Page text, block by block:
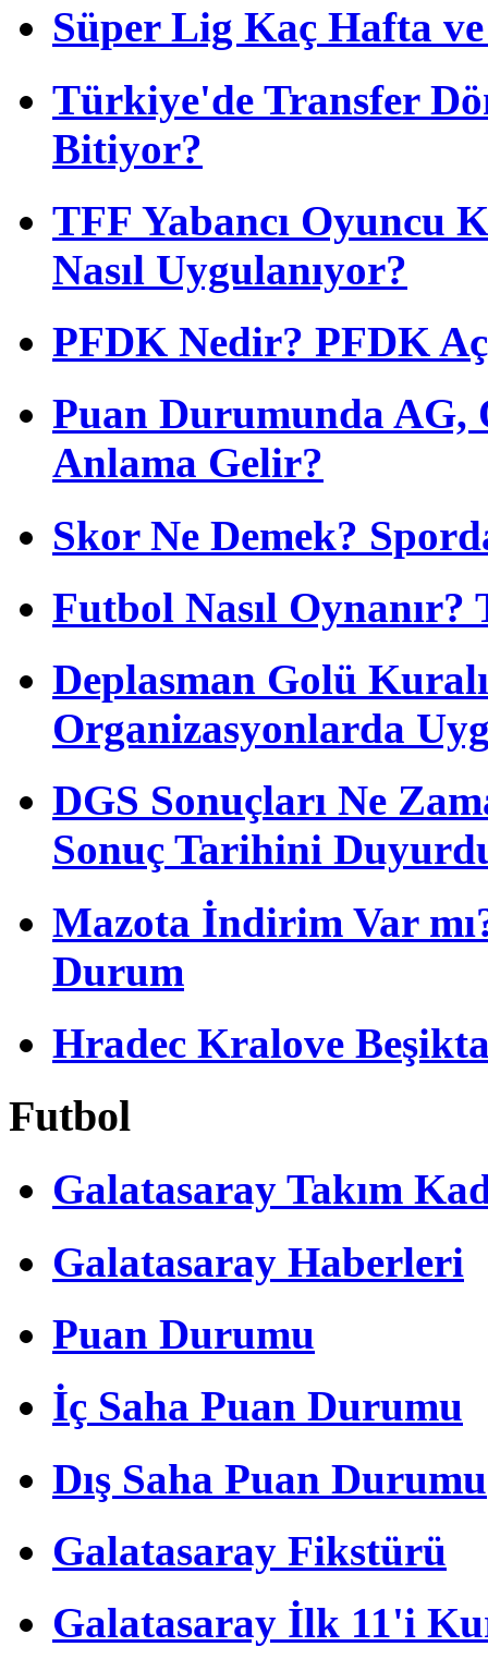
Süper Lig Kaç Hafta
Türkiye'de Transfer
Bitiyor?
TFF Yabancı Oyuncu
Nasıl Uygulanıyor?
PFDK Nedir? PFDK
Puan Durumunda AG,
Anlama Gelir?
Skor Ne Demek?
Futbol Nasıl
Deplasman Golü
Organizasyonlarda
DGS Sonuçları Ne
Sonuç Tarihini
Mazota İndirim Var
Durum
Hradec Kralove
Futbol
Galatasaray Takım
Galatasaray Haberleri
Puan Durumu
İç Saha Puan Durumu
Dış Saha Puan Durumu
Galatasaray Fikstürü
Galatasaray İlk 11'i